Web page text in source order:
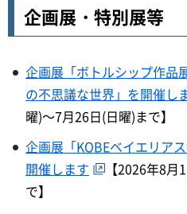
企画展・特別展等
企画展「ボトルシップ作
の不思議な世界」を開催し
曜)～7月26日(日曜)まで】
企画展「KOBEベイエリア
開催します
【2026年8
で】